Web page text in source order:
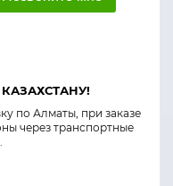
по Алматы, при заказе
через транспортные